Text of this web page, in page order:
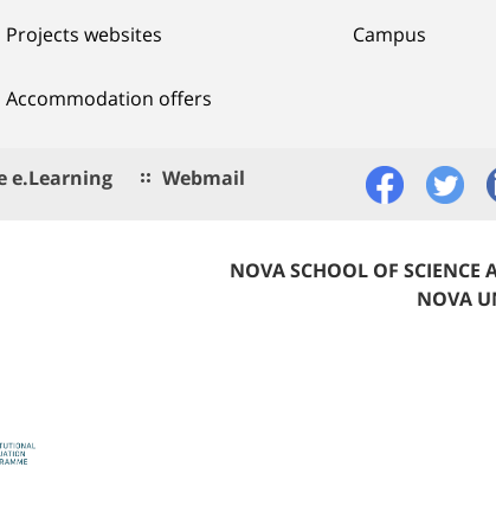
Projects websites
Accommodation offers
Campus
e.Learning Webmail
NOVA SCHOOL OF SCIENCE
NOVA